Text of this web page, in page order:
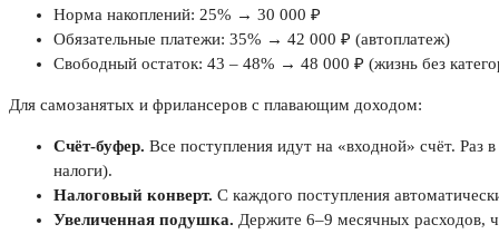
Норма накоплений: 25% → 30 000 ₽
Обязательные платежи: 35% → 42 000 ₽ (автоплатеж)
Свободный остаток: 43 – 48% → 48 000 ₽ (жизнь без
Для самозанятых и фрилансеров с плавающим доходом:
Счёт‑буфер. Все поступления идут на «входной» счёт. Раз
налоги).
Налоговый конверт. С каждого поступления
Увеличенная подушка. Держите 6–9 месячных расходов,